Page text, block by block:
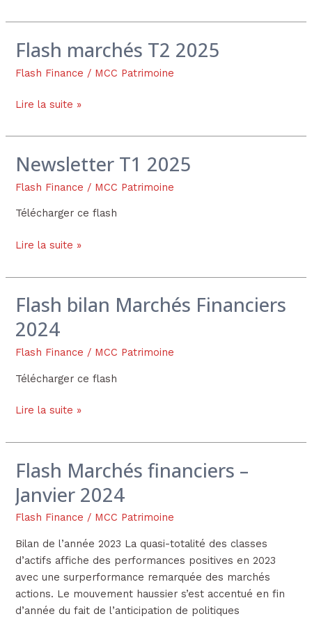
Flash marchés T2 2025
Flash Finance / MCC Patrimoine
Flash
T2
Lire la suite »
Newsletter T1 2025
Flash Finance / MCC Patrimoine
Télécharger ce flash
Newsletter
2025
Lire la suite »
Flash bilan Marchés Financiers
2024
Flash Finance / MCC Patrimoine
Télécharger ce flash
Flash
Marchés
Financiers
Lire la suite »
Flash Marchés financiers –
Janvier 2024
Flash Finance / MCC Patrimoine
Bilan de l’année 2023 La quasi-totalité des classes
d’actifs affiche des performances positives en 2023
avec une surperformance remarquée des marchés
actions. Le mouvement haussier s’est accentué en fin
d’année du fait de l’anticipation de politiques
Flash
financiers
–
2024